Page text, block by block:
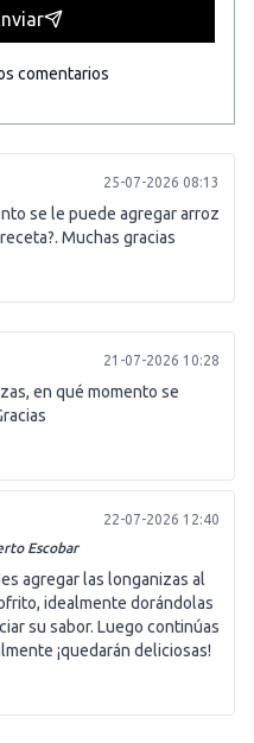
comentarios
25-07-2026 08:13
se le puede agregar arroz
Muchas gracias
21-07-2026 10:28
en qué momento se
22-07-2026 12:40
Escobar
agregar las longanizas al
idealmente dorándolas
su sabor. Luego continúas
¡quedarán deliciosas!